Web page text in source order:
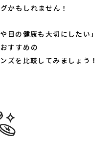
かもしれません！
目の健康も大切にしたい」
すすめの
ズを比較してみましょう！